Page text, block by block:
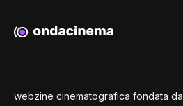
webzine cinematografica fondata da